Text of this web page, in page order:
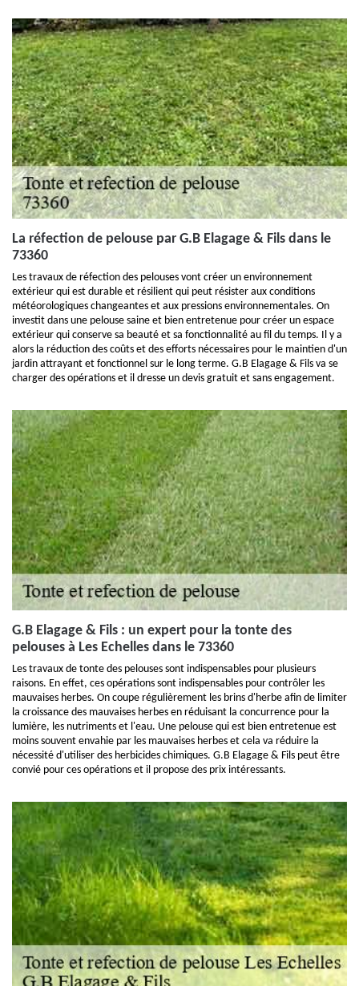
La réfection de pelouse par G.B Elagage & Fils dans le
73360
Les travaux de réfection des pelouses vont créer un environnement
extérieur qui est durable et résilient qui peut résister aux conditions
météorologiques changeantes et aux pressions environnementales. On
investit dans une pelouse saine et bien entretenue pour créer un espace
extérieur qui conserve sa beauté et sa fonctionnalité au fil du temps. Il y a
alors la réduction des coûts et des efforts nécessaires pour le maintien d'un
jardin attrayant et fonctionnel sur le long terme. G.B Elagage & Fils va se
charger des opérations et il dresse un devis gratuit et sans engagement.
G.B Elagage & Fils : un expert pour la tonte des
pelouses à Les Echelles dans le 73360
Les travaux de tonte des pelouses sont indispensables pour plusieurs
raisons. En effet, ces opérations sont indispensables pour contrôler les
mauvaises herbes. On coupe régulièrement les brins d'herbe afin de limiter
la croissance des mauvaises herbes en réduisant la concurrence pour la
lumière, les nutriments et l'eau. Une pelouse qui est bien entretenue est
moins souvent envahie par les mauvaises herbes et cela va réduire la
nécessité d'utiliser des herbicides chimiques. G.B Elagage & Fils peut être
convié pour ces opérations et il propose des prix intéressants.